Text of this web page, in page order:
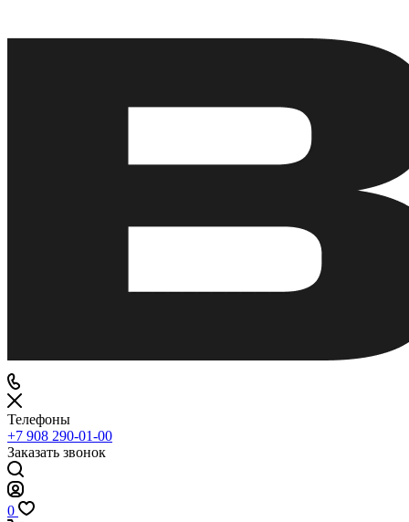
Телефоны
+7 908 290-01-00
Заказать звонок
0